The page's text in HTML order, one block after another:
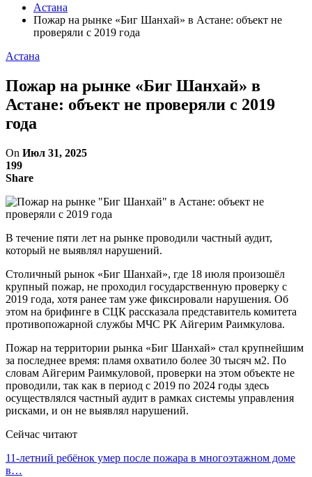
Астана
Пожар на рынке «Биг Шанхай» в Астане: объект не
проверяли с 2019 года
Астана
Пожар на рынке «Биг Шанхай» в
Астане: объект не проверяли с 2019
года
On Июл 31, 2025
199
Share
В течение пяти лет на рынке проводили частный аудит,
который не выявлял нарушений.
Столичный рынок «Биг Шанхай», где 18 июля произошёл
крупный пожар, не проходил государственную проверку с
2019 года, хотя ранее там уже фиксировали нарушения. Об
этом на брифинге в СЦК рассказала представитель комитета
противопожарной службы МЧС РК Айгерим Раимкулова.
Пожар на территории рынка «Биг Шанхай» стал крупнейшим
за последнее время: пламя охватило более 30 тысяч м2. По
словам Айгерим Раимкуловой, проверки на этом объекте не
проводили, так как в период с 2019 по 2024 годы здесь
осуществлялся частный аудит в рамках системы управления
рисками, и он не выявлял нарушений.
Сейчас читают
11-летний ребёнок умер после пожара в многоэтажном доме
в…